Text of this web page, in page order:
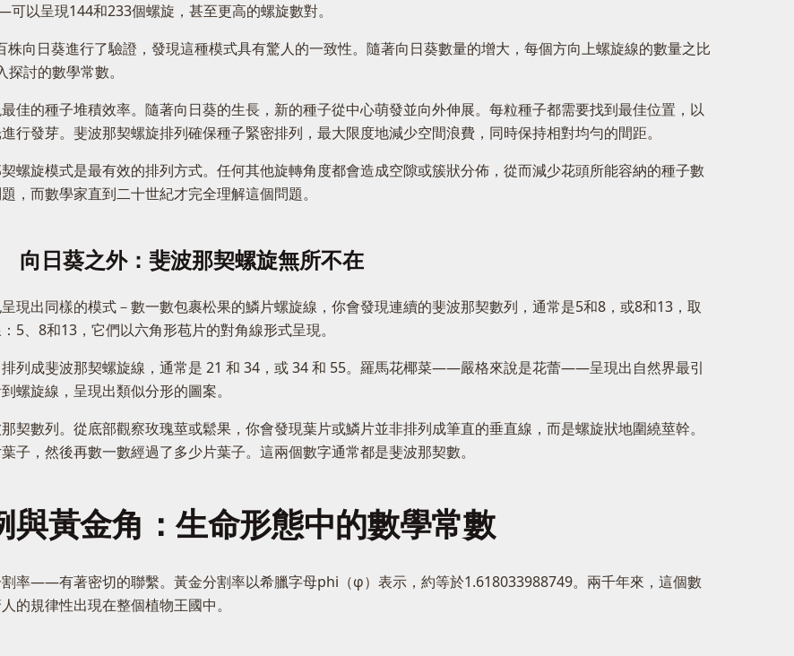
呈現144和233個螺旋，甚至更高的螺旋數對。
向日葵進行了驗證，發現這種模式具有驚人的一致性。隨著向日葵數量的增大，每個方向上螺旋線的數量之比
討的數學常數。
佳的種子堆積效率。隨著向日葵的生長，新的種子從中心萌發並向外伸展。每粒種子都需要找到最佳位置，以
行發芽。斐波那契螺旋排列確保種子緊密排列，最大限度地減少空間浪費，同時保持相對均勻的間距。
螺旋模式是最有效的排列方式。任何其他旋轉角度都會造成空隙或簇狀分佈，從而減少花頭所能容納的種子數
，而數學家直到二十世紀才完全理解這個問題。
向日葵之外：斐波那契螺旋無所不在
現出同樣的模式－數一數包裹松果的鱗片螺旋線，你會發現連續的斐波那契數列，通常是5和8，或8和13，取
5、8和13，它們以六角形苞片的對角線形式呈現。
列成斐波那契螺旋線，通常是 21 和 34，或 34 和 55。羅馬花椰菜——嚴格來說是花蕾——呈現出自然界最引
螺旋線，呈現出類似分形的圖案。
契數列。從底部觀察玫瑰莖或鬆果，你會發現葉片或鱗片並非排列成筆直的垂直線，而是螺旋狀地圍繞莖幹。
子，然後再數一數經過了多少片葉子。這兩個數字通常都是斐波那契數。
與黃金角：生命形態中的數學常數
率——有著密切的聯繫。黃金分割率以希臘字母phi（φ）表示，約等於1.618033988749。兩千年來，這個數
的規律性出現在整個植物王國中。